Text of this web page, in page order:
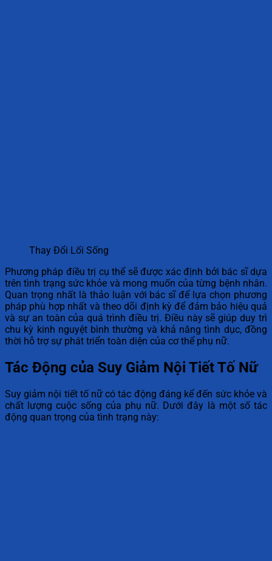
Thay Đổi Lối Sống
Phương pháp điều trị cụ thể sẽ được xác định bởi bác sĩ dựa
trên tình trạng sức khỏe và mong muốn của từng bệnh nhân.
Quan trọng nhất là thảo luận với bác sĩ để lựa chọn phương
pháp phù hợp nhất và theo dõi định kỳ để đảm bảo hiệu quả
và sự an toàn của quá trình điều trị. Điều này sẽ giúp duy trì
chu kỳ kinh nguyệt bình thường và khả năng tình dục, đồng
thời hỗ trợ sự phát triển toàn diện của cơ thể phụ nữ.
Tác Động của Suy Giảm Nội Tiết Tố Nữ
Suy giảm nội tiết tố nữ có tác động đáng kể đến sức khỏe và
chất lượng cuộc sống của phụ nữ. Dưới đây là một số tác
động quan trọng của tình trạng này: